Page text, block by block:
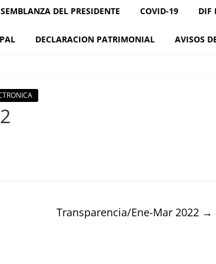
SEMBLANZA DEL PRESIDENTE COVID-19 DIF
DECLARACION PATRIMONIAL AVISOS
Transparencia/Ene-Mar 2022 →